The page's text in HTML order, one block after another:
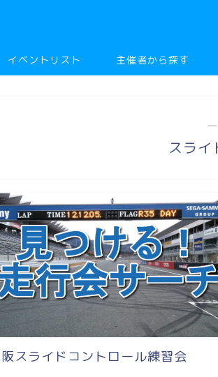
イベントリスト 主催者から探す
スライ
スライドコントロール練習会